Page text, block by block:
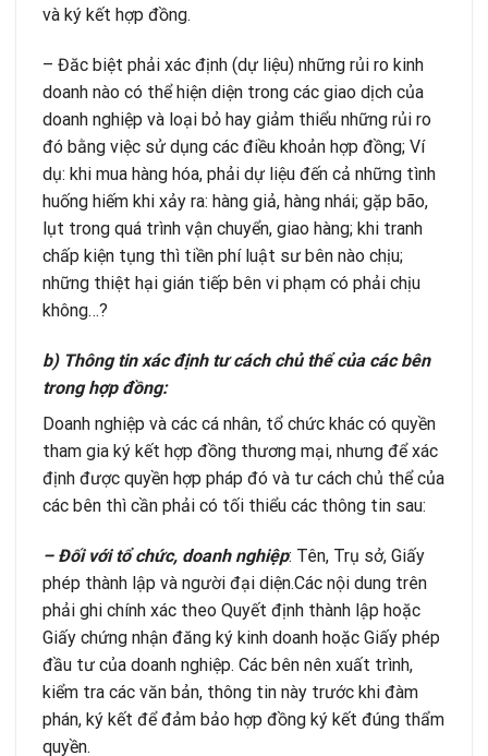
và ký kết hợp đồng.
– Đăc biệt phải xác định (dự liệu) những rủi ro kinh
doanh nào có thể hiện diện trong các giao dịch của
doanh nghiệp và loại bỏ hay giảm thiểu những rủi ro
đó bằng việc sử dụng các điều khoản hợp đồng; Ví
dụ: khi mua hàng hóa, phải dự liệu đến cả những tình
huống hiếm khi xảy ra: hàng giả, hàng nhái; gặp bão,
lụt trong quá trình vận chuyển, giao hàng; khi tranh
chấp kiện tụng thì tiền phí luật sư bên nào chịu;
những thiệt hại gián tiếp bên vi phạm có phải chịu
không…?
b) Thông tin xác định tư cách chủ thể của các bên
trong hợp đồng:
Doanh nghiệp và các cá nhân, tổ chức khác có quyền
tham gia ký kết hợp đồng thương mại, nhưng để xác
định được quyền hợp pháp đó và tư cách chủ thể của
các bên thì cần phải có tối thiểu các thông tin sau:
– Đối với tổ chức, doanh nghiệp: Tên, Trụ sở, Giấy
phép thành lập và người đại diện.Các nội dung trên
phải ghi chính xác theo Quyết định thành lập hoặc
Giấy chứng nhận đăng ký kinh doanh hoặc Giấy phép
đầu tư của doanh nghiệp. Các bên nên xuất trình,
kiểm tra các văn bản, thông tin này trước khi đàm
phán, ký kết để đảm bảo hợp đồng ký kết đúng thẩm
quyền.